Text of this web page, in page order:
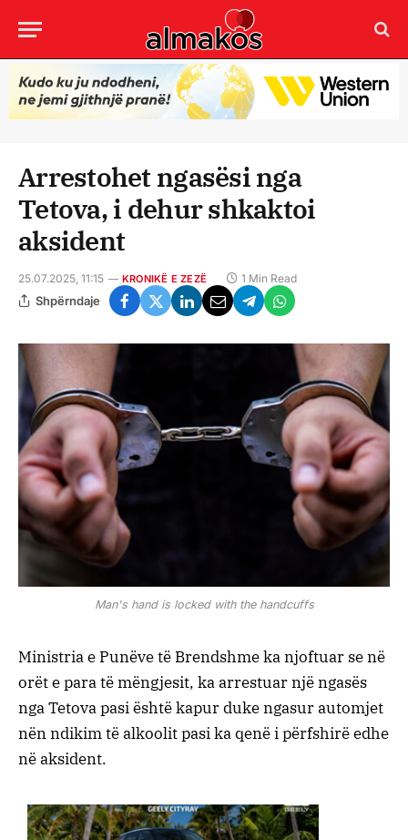
Arrestohet ngasësi nga
Tetova, i dehur shkaktoi
aksident
25.07.2025, 11:15 KRONIKË E ZEZË 1 Min Read
Shpërndaje
Man's hand is locked with the handcuffs
Ministria e Punëve të Brendshme ka njoftuar se në
orët e para të mëngjesit, ka arrestuar një ngasës
nga Tetova pasi është kapur duke ngasur automjet
nën ndikim të alkoolit pasi ka qenë i përfshirë edhe
në aksident.